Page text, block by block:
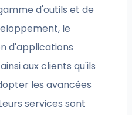
d'outils et de
le
d'applications
aux clients qu'ils
les avancées
services sont